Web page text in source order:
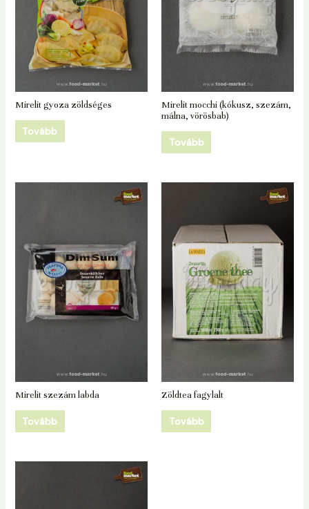
Mirelit gyoza zöldséges
Tovább
Mirelit mocchi (kókusz, szezám,
málna, vörösbab)
Tovább
Mirelit szezám labda
Tovább
Zöldtea fagylalt
Tovább